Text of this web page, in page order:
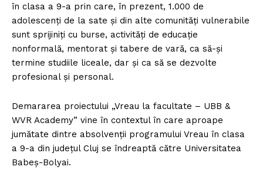
în clasa a 9-a prin care, în prezent, 1.000 de
adolescenţi de la sate şi din alte comunităţi vulnerabile
sunt sprijiniţi cu burse, activităţi de educaţie
nonformală, mentorat şi tabere de vară, ca să-şi
termine studiile liceale, dar şi ca să se dezvolte
profesional şi personal.
Demararea proiectului „Vreau la facultate – UBB &
WVR Academy” vine în contextul în care aproape
jumătate dintre absolvenţii programului Vreau în clasa
a 9-a din judeţul Cluj se îndreaptă către Universitatea
Babeş-Bolyai.